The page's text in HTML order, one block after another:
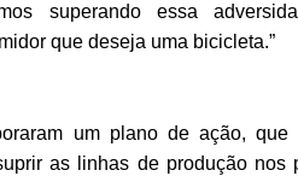
superando essa
que deseja uma bicicleta.”
um plano de ação,
as linhas de produção nos